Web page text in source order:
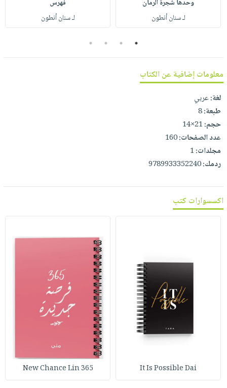
صابون
فيديوهات
أسئلة
خدمات
نيل
وفرات
انشر
كتابك
تواصل
معنا
التسوق
وحدها شجرة الرمان
لـ سنان أنطون
فهرس
لـ سنان أنطون
1
2
3
4
معلومات إضافية عن الكتاب
لغة:عربي
طبعة:8
حجم:21×14
عدد الصفحات:160
مجلدات:1
ردمك:9789933352240
اكسسوارات كتب
It Is Possible Dai
365 New Chance Lin